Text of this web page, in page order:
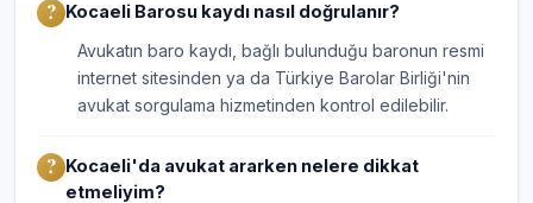
Kocaeli Barosu kaydı nasıl doğrulanır?
Avukatın baro kaydı, bağlı bulunduğu baronun resmi
internet sitesinden ya da Türkiye Barolar Birliği'nin
avukat sorgulama hizmetinden kontrol edilebilir.
Kocaeli'da avukat ararken nelere dikkat
etmeliyim?